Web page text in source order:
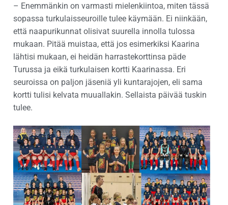
– Enemmänkin on varmasti mielenkiintoa, miten tässä
sopassa turkulaisseuroille tulee käymään. Ei niinkään,
että naapurikunnat olisivat suurella innolla tulossa
mukaan. Pitää muistaa, että jos esimerkiksi Kaarina
lähtisi mukaan, ei heidän harrastekorttinsa päde
Turussa ja eikä turkulaisen kortti Kaarinassa. Eri
seuroissa on paljon jäseniä yli kuntarajojen, eli sama
kortti tulisi kelvata muuallakin. Sellaista päivää tuskin
tulee.